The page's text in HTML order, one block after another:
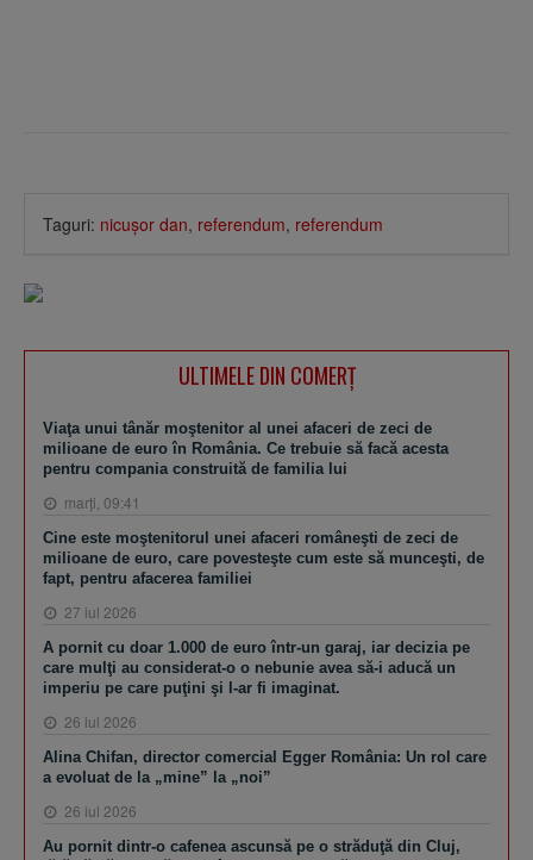
Taguri: nicuşor dan, referendum, referendum
ULTIMELE DIN COMERȚ
Viaţa unui tânăr moştenitor al unei afaceri de zeci de
milioane de euro în România. Ce trebuie să facă acesta
pentru compania construită de familia lui
marţi, 09:41
Cine este moştenitorul unei afaceri româneşti de zeci de
milioane de euro, care povesteşte cum este să munceşti, de
fapt, pentru afacerea familiei
27 iul 2026
A pornit cu doar 1.000 de euro într-un garaj, iar decizia pe
care mulţi au considerat-o o nebunie avea să-i aducă un
imperiu pe care puţini şi l-ar fi imaginat.
26 iul 2026
Alina Chifan, director comercial Egger România: Un rol care
a evoluat de la „mine” la „noi”
26 iul 2026
Au pornit dintr-o cafenea ascunsă pe o străduţă din Cluj,